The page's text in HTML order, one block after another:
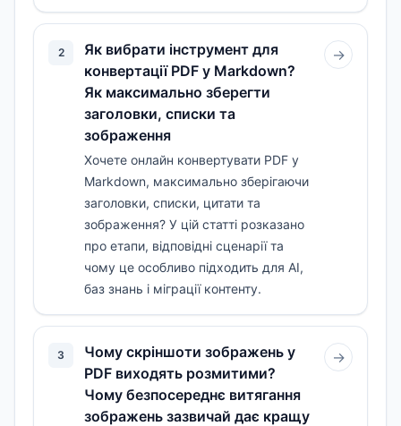
2
Як вибрати інструмент для
конвертації PDF у Markdown?
Як максимально зберегти
заголовки, списки та
зображення
Хочете онлайн конвертувати PDF у
Markdown, максимально зберігаючи
заголовки, списки, цитати та
зображення? У цій статті розказано
про етапи, відповідні сценарії та
чому це особливо підходить для AI,
баз знань і міграції контенту.
→
3
Чому скріншоти зображень у
PDF виходять розмитими?
Чому безпосереднє витягання
зображень зазвичай дає кращу
→